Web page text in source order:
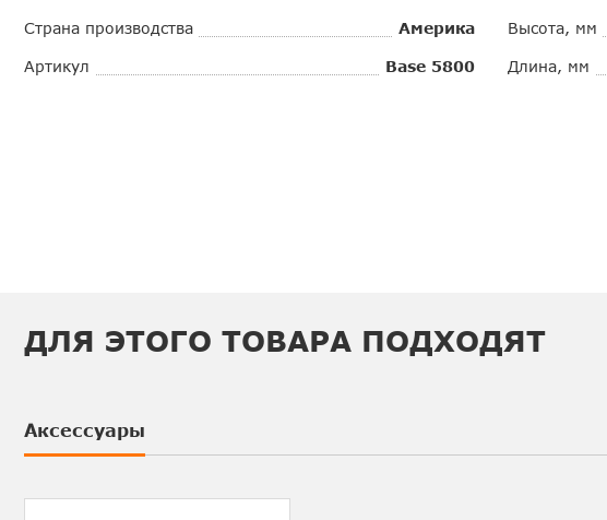
Страна производства Америка
Артикул Base 5800
Высота, мм
Длина, мм
ДЛЯ ЭТОГО ТОВАРА ПОДХОДЯТ
Аксессуары